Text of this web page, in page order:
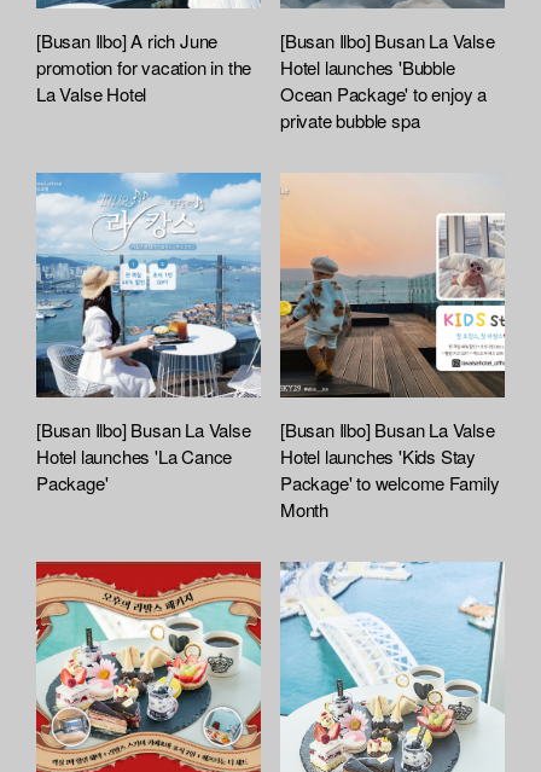
[Busan Ilbo] A rich June
promotion for vacation in the
La Valse Hotel
[Busan Ilbo] Busan La Valse
Hotel launches 'Bubble
Ocean Package' to enjoy a
private bubble spa
[Busan Ilbo] Busan La Valse
Hotel launches 'La Cance
Package'
[Busan Ilbo] Busan La Valse
Hotel launches 'Kids Stay
Package' to welcome Family
Month